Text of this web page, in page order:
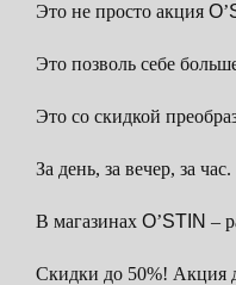
Это не просто акция O’
Это позволь себе
Это со скидкой
За день, за вечер, за час.
В магазинах O’STIN –
Скидки до 50%! Акция